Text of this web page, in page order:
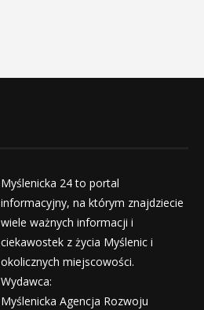
Myślenicka 24 to portal
informacyjny, na którym znajdziecie
wiele ważnych informacji i
ciekawostek z życia Myślenic i
okolicznych miejscowości.
Wydawca:
Myślenicka Agencja Rozwoju